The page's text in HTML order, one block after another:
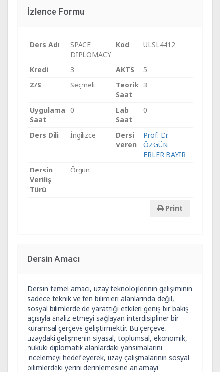
İzlence Formu
Ders Adı
SPACE
DIPLOMACY
Kod ULSL4412
Kredi 3 AKTS
5
Z/S
Seçmeli
Teorik
Saat
3
Uygulama
Saat
0
Lab
Saat
0
Ders Dili İngilizce
Dersi
Veren
Prof. Dr.
ÖZGÜN
ERLER BAYIR
Dersin
Veriliş
Türü
Örgün
Print
Dersin Amacı
Dersin temel amacı, uzay teknolojilerinin gelişiminin
sadece teknik ve fen bilimleri alanlarında değil,
sosyal bilimlerde de yarattığı etkileri geniş bir bakış
açısıyla analiz etmeyi sağlayan interdisipliner bir
kuramsal çerçeve geliştirmektir. Bu çerçeve,
uzaydaki gelişmenin siyasal, toplumsal, ekonomik,
hukuki diplomatik alanlardaki yansımalarını
incelemeyi hedefleyerek, uzay çalışmalarının sosyal
bilimlerdeki yerini derinlemesine anlamayı